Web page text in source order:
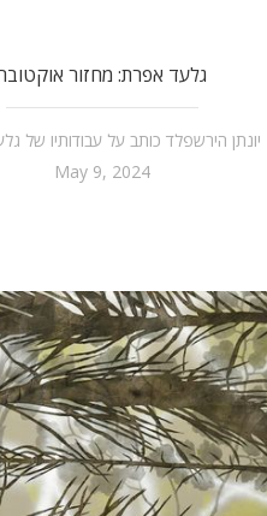
גלעד אפרת: מחזור
יונתן הירשפלד כותב על עבודותיו של
May 9, 2024